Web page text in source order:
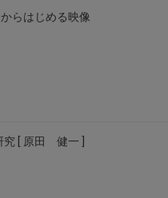
らはじめる映像
究 [ 原田 健一 ]